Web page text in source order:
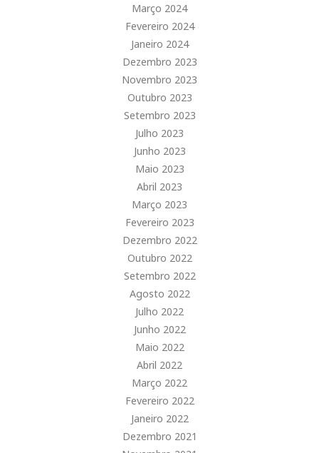
Março 2024
Fevereiro 2024
Janeiro 2024
Dezembro 2023
Novembro 2023
Outubro 2023
Setembro 2023
Julho 2023
Junho 2023
Maio 2023
Abril 2023
Março 2023
Fevereiro 2023
Dezembro 2022
Outubro 2022
Setembro 2022
Agosto 2022
Julho 2022
Junho 2022
Maio 2022
Abril 2022
Março 2022
Fevereiro 2022
Janeiro 2022
Dezembro 2021